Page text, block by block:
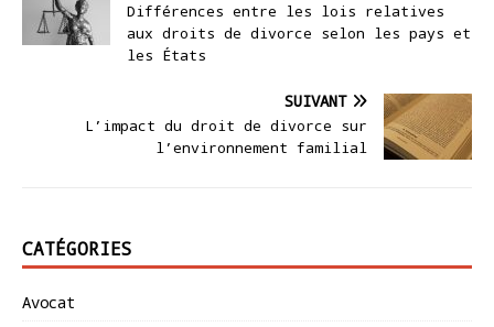
Différences entre les lois relatives
aux droits de divorce selon les pays et
les États
SUIVANT
L’impact du droit de divorce sur
l’environnement familial
CATÉGORIES
Avocat